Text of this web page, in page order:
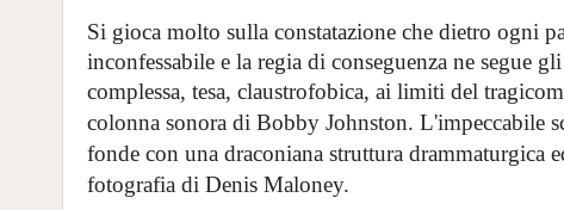
Si gioca molto sulla constatazione che dietro ogni
inconfessabile e la regia di conseguenza ne segue
complessa, tesa, claustrofobica, ai limiti del
colonna sonora di Bobby Johnston. L'impeccabile
fonde con una draconiana struttura drammaturgica
fotografia di Denis Maloney.